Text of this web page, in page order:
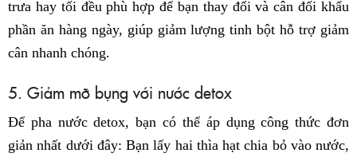
trưa hay tối đều phù hợp để bạn thay đổi và cân đối khẩu
phần ăn hàng ngày, giúp giảm lượng tinh bột hỗ trợ giảm
cân nhanh chóng.
5. Giảm mỡ bụng với nước detox
Để pha nước detox, bạn có thể áp dụng công thức đơn
giản nhất dưới đây: Bạn lấy hai thìa hạt chia bỏ vào nước,